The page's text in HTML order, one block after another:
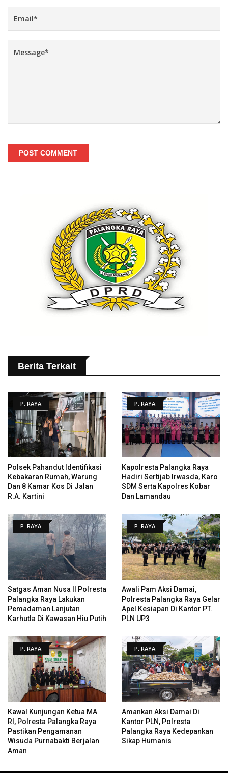
POST COMMENT
Berita Terkait
P. RAYA
Polsek Pahandut Identifikasi
Kebakaran Rumah, Warung
Dan 8 Kamar Kos Di Jalan
R.A. Kartini
P. RAYA
Kapolresta Palangka Raya
Hadiri Sertijab Irwasda, Karo
SDM Serta Kapolres Kobar
Dan Lamandau
P. RAYA
Satgas Aman Nusa II Polresta
Palangka Raya Lakukan
Pemadaman Lanjutan
Karhutla Di Kawasan Hiu Putih
P. RAYA
Awali Pam Aksi Damai,
Polresta Palangka Raya Gelar
Apel Kesiapan Di Kantor PT.
PLN UP3
P. RAYA
Kawal Kunjungan Ketua MA
RI, Polresta Palangka Raya
Pastikan Pengamanan
Wisuda Purnabakti Berjalan
Aman
P. RAYA
Amankan Aksi Damai Di
Kantor PLN, Polresta
Palangka Raya Kedepankan
Sikap Humanis